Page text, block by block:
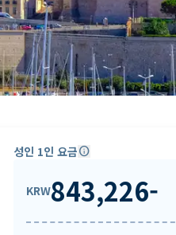
성인 1인 요금info
KRW843,226-